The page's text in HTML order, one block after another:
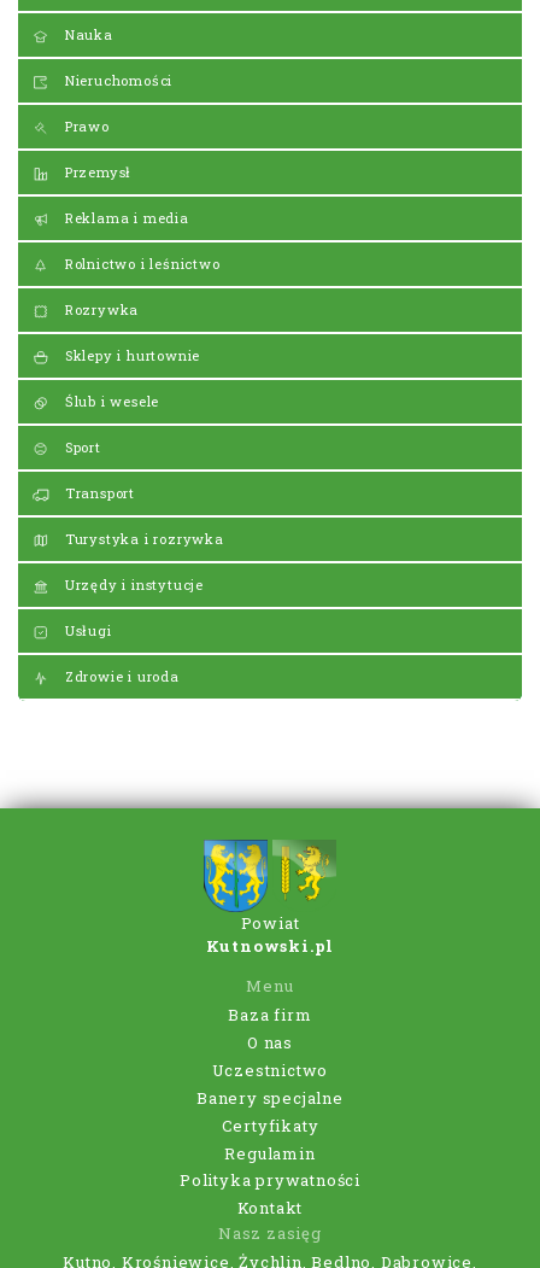
Nauka
Nieruchomości
Prawo
Przemysł
Reklama i media
Rolnictwo i leśnictwo
Rozrywka
Sklepy i hurtownie
Ślub i wesele
Sport
Transport
Turystyka i rozrywka
Urzędy i instytucje
Usługi
Zdrowie i uroda
Powiat
Kutnowski.pl
Menu
Baza firm
O nas
Uczestnictwo
Banery specjalne
Certyfikaty
Regulamin
Polityka prywatności
Kontakt
Nasz zasięg
Kutno, Krośniewice, Żychlin, Bedlno, Dąbrowice,